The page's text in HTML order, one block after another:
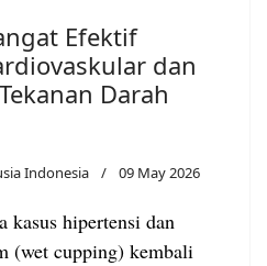
Efektif
dan
Darah
Indonesia 09 May 2026
kasus hipertensi dan
(wet cupping) kembali